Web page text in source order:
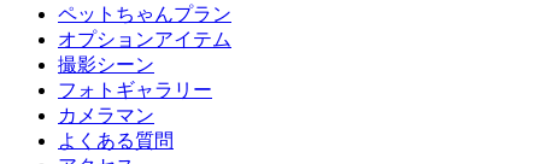
ペットちゃんプラン
オプションアイテム
撮影シーン
フォトギャラリー
カメラマン
よくある質問